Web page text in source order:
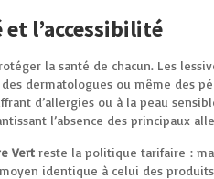
et l’accessibilité
la santé de chacun. Les
dermatologues ou même des
d’allergies ou à la peau
l’absence des principaux
Vert reste la politique tarifaire :
identique à celui des